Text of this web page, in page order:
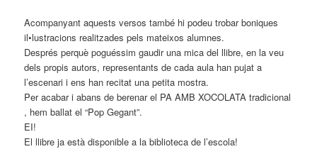
Acompanyant aquests versos també hi podeu trobar boniques
il•lustracions realitzades pels mateixos alumnes.
Després perquè poguéssim gaudir una mica del llibre, en la veu
dels propis autors, representants de cada aula han pujat a
l’escenari i ens han recitat una petita mostra.
Per acabar i abans de berenar el PA AMB XOCOLATA tradicional
, hem ballat el “Pop Gegant”.
EI!
El llibre ja està disponible a la biblioteca de l’escola!